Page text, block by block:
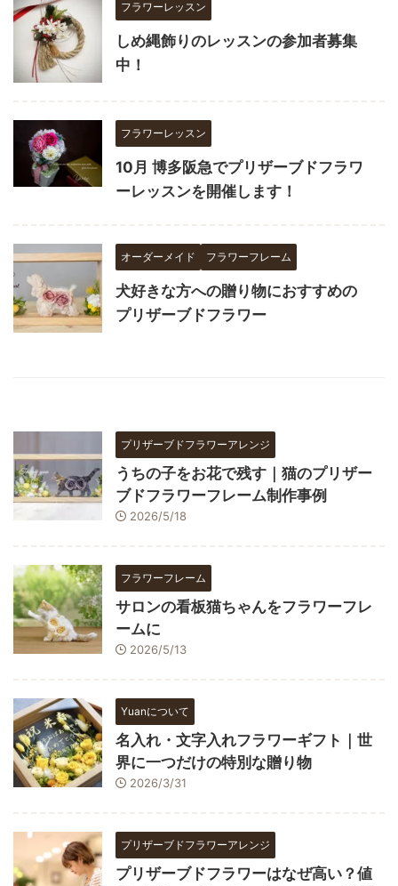
フラワーレッスン
しめ縄飾りのレッスンの参加者募集
中！
フラワーレッスン
10月 博多阪急でプリザーブドフラワ
ーレッスンを開催します！
オーダーメイド フラワーフレーム
犬好きな方への贈り物におすすめの
プリザーブドフラワー
プリザーブドフラワーアレンジ
うちの子をお花で残す｜猫のプリザー
ブドフラワーフレーム制作事例
2026/5/18
フラワーフレーム
サロンの看板猫ちゃんをフラワーフレ
ームに
2026/5/13
Yuanについて
名入れ・文字入れフラワーギフト｜世
界に一つだけの特別な贈り物
2026/3/31
プリザーブドフラワーアレンジ
プリザーブドフラワーはなぜ高い？値